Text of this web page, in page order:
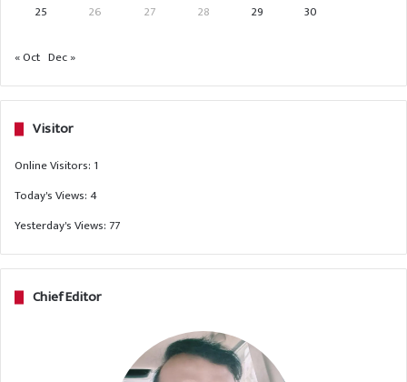
25
26 27 28 29 30
« Oct Dec »
Visitor
Online Visitors: 1
Today's Views:4
Yesterday's Views: 77
Chief Editor